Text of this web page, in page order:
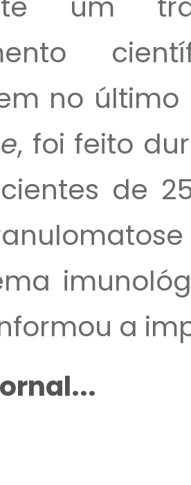
no
, foi feito
de
a